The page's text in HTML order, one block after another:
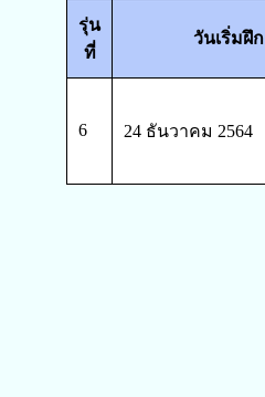
รุ่น
ที่
วันเริ่มฝึก
6 24 ธันวาคม 2564